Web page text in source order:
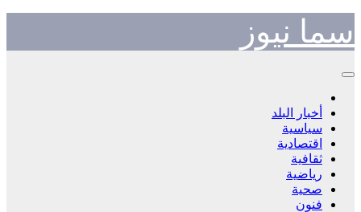
to
content
سما نيوز
أخبار البلد
سياسية
اقتصادية
ثقافية
رياضية
صحية
فنون